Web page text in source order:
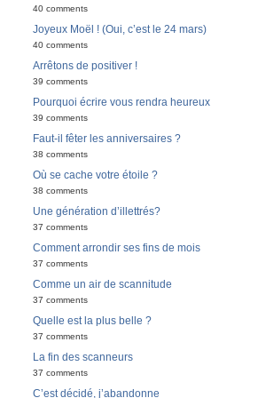
40 comments
Joyeux Moël ! (Oui, c’est le 24 mars)
40 comments
Arrêtons de positiver !
39 comments
Pourquoi écrire vous rendra heureux
39 comments
Faut-il fêter les anniversaires ?
38 comments
Où se cache votre étoile ?
38 comments
Une génération d’illettrés?
37 comments
Comment arrondir ses fins de mois
37 comments
Comme un air de scannitude
37 comments
Quelle est la plus belle ?
37 comments
La fin des scanneurs
37 comments
C’est décidé, j’abandonne